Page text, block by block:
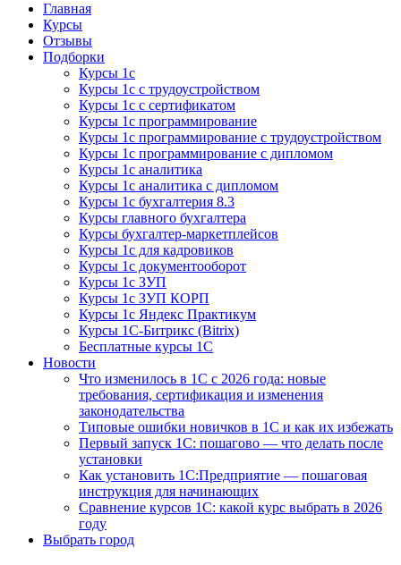
Курсы 1С
Курсы 1С официальная сертификация
Главная
Курсы
Отзывы
Подборки
Курсы 1с
Курсы 1с с трудоустройством
Курсы 1с с сертификатом
Курсы 1с программирование
Курсы 1с программирование с трудоустройством
Курсы 1с программирование с дипломом
Курсы 1с аналитика
Курсы 1с аналитика с дипломом
Курсы 1с бухгалтерия 8.3
Курсы главного бухгалтера
Курсы бухгалтер-маркетплейсов
Курсы 1с для кадровиков
Курсы 1с документооборот
Курсы 1с ЗУП
Курсы 1с ЗУП КОРП
Курсы 1с Яндекс Практикум
Курсы 1С-Битрикс (Bitrix)
Бесплатные курсы 1С
Новости
Что изменилось в 1С с 2026 года: новые
требования, сертификация и изменения
законодательства
Типовые ошибки новичков в 1С и как их избежать
Первый запуск 1С: пошагово — что делать после
установки
Как установить 1С:Предприятие — пошаговая
инструкция для начинающих
Сравнение курсов 1С: какой курс выбрать в 2026
году
Выбрать город